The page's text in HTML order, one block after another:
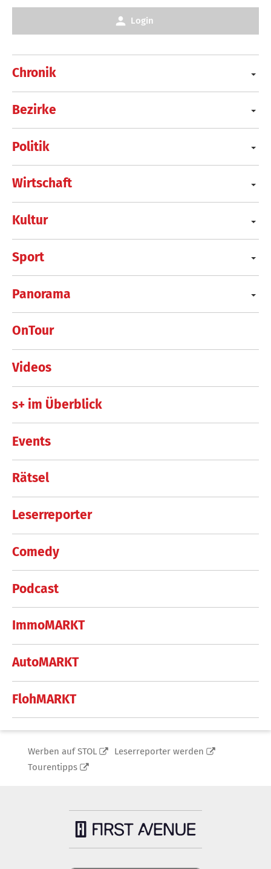
Chronik
Bezirke
Politik
Wirtschaft
Kultur
Sport
Panorama
OnTour
Videos
s+ im Überblick
Events
Rätsel
Leserreporter
Comedy
Podcast
ImmoMARKT
AutoMARKT
FlohMARKT
Login
Werben auf STOL
Leserreporter werden
Tourentipps